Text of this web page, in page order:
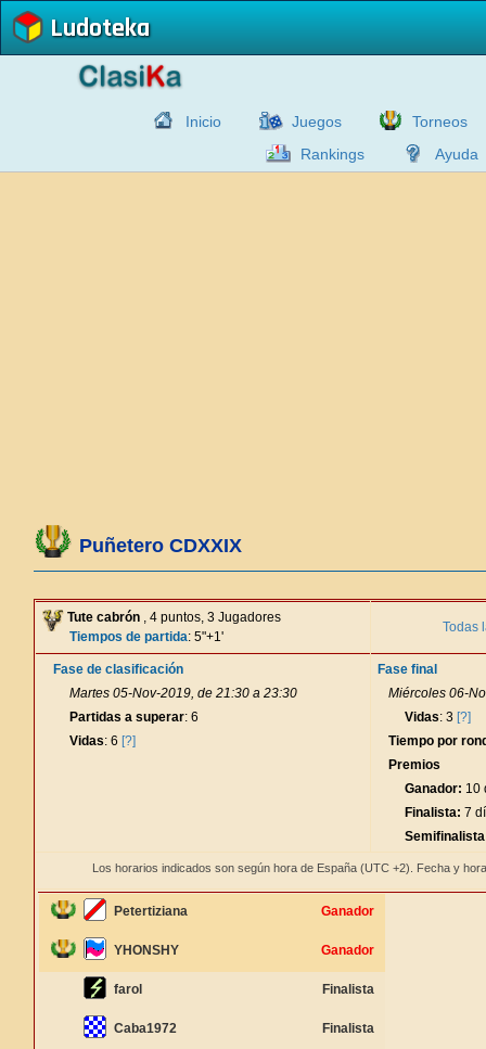
Ludoteka
Inicio Juegos
Torneos
Rankings
Ayuda
Puñetero CDXXIX
Tute cabrón , 4 puntos, 3 Jugadores
Tiempos de partida: 5"+1'
Todas
Fase de clasificación
Martes 05-Nov-2019, de 21:30 a 23:30
Partidas a superar: 6
Vidas: 6 [?]
Fase final
Miércoles 06-
Vidas: 3 [?]
Tiempo por
Premios
Ganador: 10
Finalista: 7
Los horarios indicados son según hora de España (UTC +2). Fecha y
Petertiziana Ganador
YHONSHY Ganador
farol Finalista
Caba1972 Finalista